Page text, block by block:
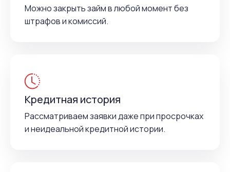
Можно закрыть займ в любой момент без
штрафов и комиссий.
Кредитная история
Рассматриваем заявки даже при просрочках
и неидеальной кредитной истории.